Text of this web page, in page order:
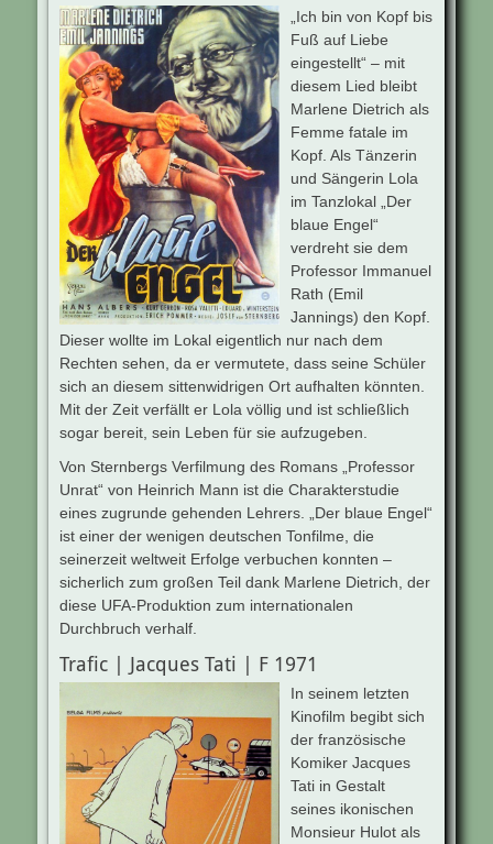
„Ich bin von Kopf bis
Fuß auf Liebe
eingestellt“ – mit
diesem Lied bleibt
Marlene Dietrich als
Femme fatale im
Kopf. Als Tänzerin
und Sängerin Lola
im Tanzlokal „Der
blaue Engel“
verdreht sie dem
Professor Immanuel
Rath (Emil
Jannings) den Kopf.
Dieser wollte im Lokal eigentlich nur nach dem
Rechten sehen, da er vermutete, dass seine Schüler
sich an diesem sittenwidrigen Ort aufhalten könnten.
Mit der Zeit verfällt er Lola völlig und ist schließlich
sogar bereit, sein Leben für sie aufzugeben.
Von Sternbergs Verfilmung des Romans „Professor
Unrat“ von Heinrich Mann ist die Charakterstudie
eines zugrunde gehenden Lehrers. „Der blaue Engel“
ist einer der wenigen deutschen Tonfilme, die
seinerzeit weltweit Erfolge verbuchen konnten –
sicherlich zum großen Teil dank Marlene Dietrich, der
diese UFA-Produktion zum internationalen
Durchbruch verhalf.
Trafic | Jacques Tati | F 1971
In seinem letzten
Kinofilm begibt sich
der französische
Komiker Jacques
Tati in Gestalt
seines ikonischen
Monsieur Hulot als